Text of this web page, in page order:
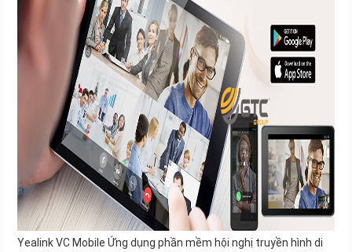
Yealink VC Mobile Ứng dụng phần mềm hội nghị truyền hình di